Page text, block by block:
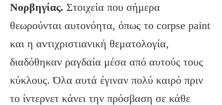
Νορβηγίας. Στοιχεία που σήμερα
θεωρούνται αυτονόητα, όπως το corpse paint
και η αντιχριστιανική θεματολογία,
διαδόθηκαν ραγδαία μέσα από αυτούς τους
κύκλους. Όλα αυτά έγιναν πολύ καιρό πριν
το ίντερνετ κάνει την πρόσβαση σε κάθε